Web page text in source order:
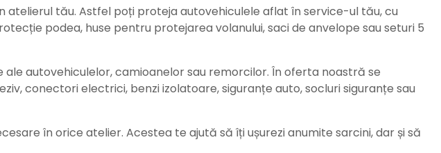
n atelierul tău. Astfel poți proteja autovehiculele aflat în service-ul tău, cu
podea, huse pentru protejarea volanului, saci de anvelope sau seturi 5
autovehiculelor, camioanelor sau remorcilor. În oferta noastră se
conectori electrici, benzi izolatoare, siguranțe auto, socluri siguranțe sau
în orice atelier. Acestea te ajută să îți ușurezi anumite sarcini, dar și să